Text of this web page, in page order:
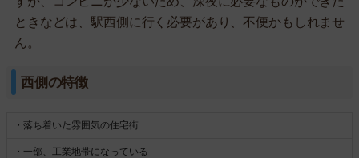
ときなどは、駅西側に行く必要があり、不便かもしれませ
ん。
西側の特徴
・落ち着いた雰囲気の住宅街
・一部、工業地帯になっている